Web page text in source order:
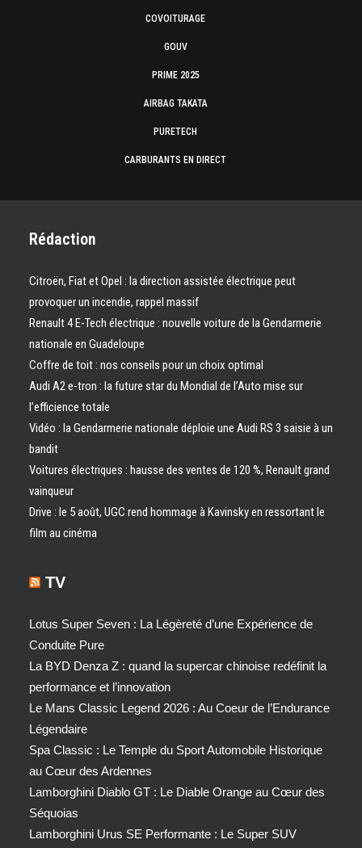
COVOITURAGE
GOUV
PRIME 2025
AIRBAG TAKATA
PURETECH
CARBURANTS EN DIRECT
Rédaction
Citroën, Fiat et Opel : la direction assistée électrique peut
provoquer un incendie, rappel massif
Renault 4 E-Tech électrique : nouvelle voiture de la Gendarmerie
nationale en Guadeloupe
Coffre de toit : nos conseils pour un choix optimal
Audi A2 e-tron : la future star du Mondial de l’Auto mise sur
l’efficience totale
Vidéo : la Gendarmerie nationale déploie une Audi RS 3 saisie à un
bandit
Voitures électriques : hausse des ventes de 120 %, Renault grand
vainqueur
Drive : le 5 août, UGC rend hommage à Kavinsky en ressortant le
film au cinéma
TV
Lotus Super Seven : La Légèreté d’une Expérience de
Conduite Pure
La BYD Denza Z : quand la supercar chinoise redéfinit la
performance et l’innovation
Le Mans Classic Legend 2026 : Au Coeur de l’Endurance
Légendaire
Spa Classic : Le Temple du Sport Automobile Historique
au Cœur des Ardennes
Lamborghini Diablo GT : Le Diable Orange au Cœur des
Séquoias
Lamborghini Urus SE Performante : Le Super SUV